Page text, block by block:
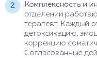
Комплексность и
отделении
терапевт. Каждый
детоксикацию,
коррекцию
Согласованные